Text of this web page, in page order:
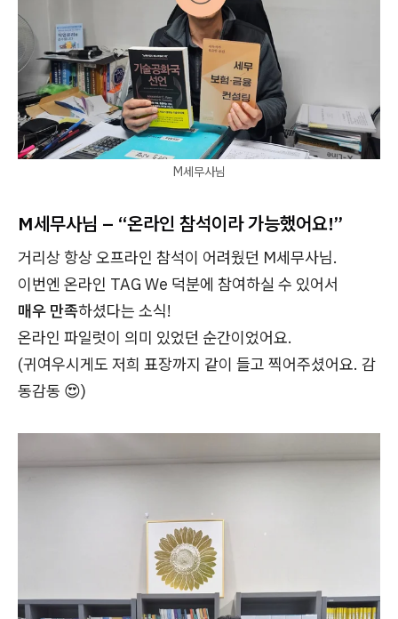
M세무사님
M세무사님 – “온라인 참석이라 가능했어요!”
거리상 항상 오프라인 참석이 어려웠던 M세무사님.
이번엔 온라인 TAG We 덕분에 참여하실 수 있어서
매우 만족하셨다는 소식!
온라인 파일럿이 의미 있었던 순간이었어요.
(귀여우시게도 저희 표장까지 같이 들고 찍어주셨어요. 감
동감동 😍)